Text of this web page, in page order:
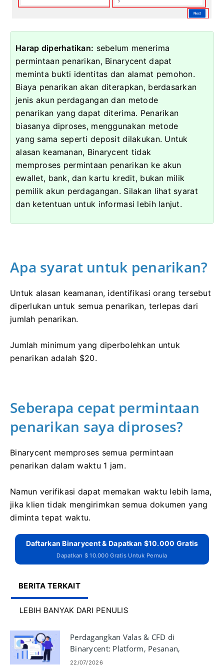
Harap diperhatikan: sebelum menerima
permintaan penarikan, Binarycent dapat
meminta bukti identitas dan alamat pemohon.
Biaya penarikan akan diterapkan, berdasarkan
jenis akun perdagangan dan metode
penarikan yang dapat diterima. Penarikan
biasanya diproses, menggunakan metode
yang sama seperti deposit dilakukan. Untuk
alasan keamanan, Binarycent tidak
memproses permintaan penarikan ke akun
ewallet, bank, dan kartu kredit, bukan milik
pemilik akun perdagangan. Silakan lihat syarat
dan ketentuan untuk informasi lebih lanjut.
Apa syarat untuk penarikan?
Untuk alasan keamanan, identifikasi orang tersebut
diperlukan untuk semua penarikan, terlepas dari
jumlah penarikan.
Jumlah minimum yang diperbolehkan untuk
penarikan adalah $20.
Seberapa cepat permintaan
penarikan saya diproses?
Binarycent memproses semua permintaan
penarikan dalam waktu 1 jam.
Namun verifikasi dapat memakan waktu lebih lama,
jika klien tidak mengirimkan semua dokumen yang
diminta tepat waktu.
Daftarkan Binarycent & Dapatkan $10.000 Gratis
Dapatkan $ 10.000 Gratis Untuk Pemula
BERITA TERKAIT
LEBIH BANYAK DARI PENULIS
Perdagangkan Valas & CFD di
Binarycent: Platform, Pesanan,
Manajemen Risiko
22/07/2026